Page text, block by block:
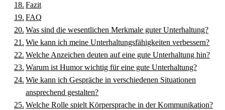
Fazit
FAQ
Was sind die wesentlichen Merkmale guter Unterhaltung?
Wie kann ich meine Unterhaltungsfähigkeiten verbessern?
Welche Anzeichen deuten auf eine gute Unterhaltung hin?
Warum ist Humor wichtig für eine gute Unterhaltung?
Wie kann ich Gespräche in verschiedenen Situationen
ansprechend gestalten?
Welche Rolle spielt Körpersprache in der Kommunikation?